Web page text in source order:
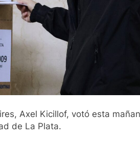
Axel Kicillof, votó esta
de La Plata.